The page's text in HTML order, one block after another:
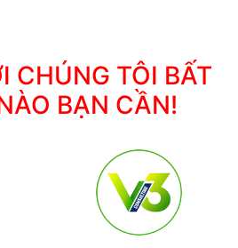
CHÚNG TÔI BẤT
BẠN CẦN!